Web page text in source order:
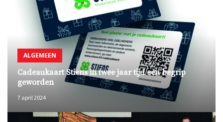
ALGEMEEN
Cadeaukaart Stiens in twee jaar tijd een begrip
geworden
7 april 2024